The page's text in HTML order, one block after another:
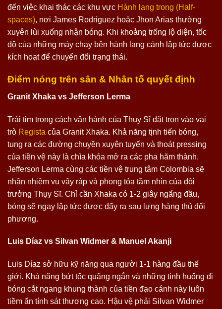
đến việc khai thác các khu vực Hành lang trong (Half-
spaces), nơi James Rodriguez hoặc Jhon Arias thường
xuyên lùi xuống nhận bóng. Khi khoảng trống lộ diện, tốc
độ của những máy chạy bên hành lang cánh lập tức được
kích hoạt để chuyển đổi trạng thái.
Điểm nóng trên sân & Nhân tố quyết định
Granit Xhaka vs Jefferson Lerma
Trái tim trong cách vận hành của Thụy Sĩ đặt trọn vào vai
trò Regista của Granit Xhaka. Khả năng tịnh tiến bóng,
tung ra các đường chuyền xuyên tuyến và thoát pressing
của tiền vệ này là chìa khóa mở ra các pha hãm thành.
Jefferson Lerma cùng các tiền vệ trung tâm Colombia sẽ
nhận nhiệm vụ vây ráp và phong tỏa tầm nhìn của đội
trưởng Thụy Sĩ. Chỉ cần Xhaka có 1-2 giây ngẩng đầu,
bóng sẽ ngay lập tức được đẩy ra sau lưng hàng thủ đối
phương.
Luis Díaz vs Silvan Widmer & Manuel Akanji
Luis Díaz sở hữu kỹ năng qua người 1-1 hàng đầu thế
giới. Khả năng bứt tốc quãng ngắn và những tình huống đi
bóng cắt ngang khung thành của tiền đạo cánh này luôn
tiềm ẩn tính sát thương cao. Hậu vệ phải Silvan Widmer